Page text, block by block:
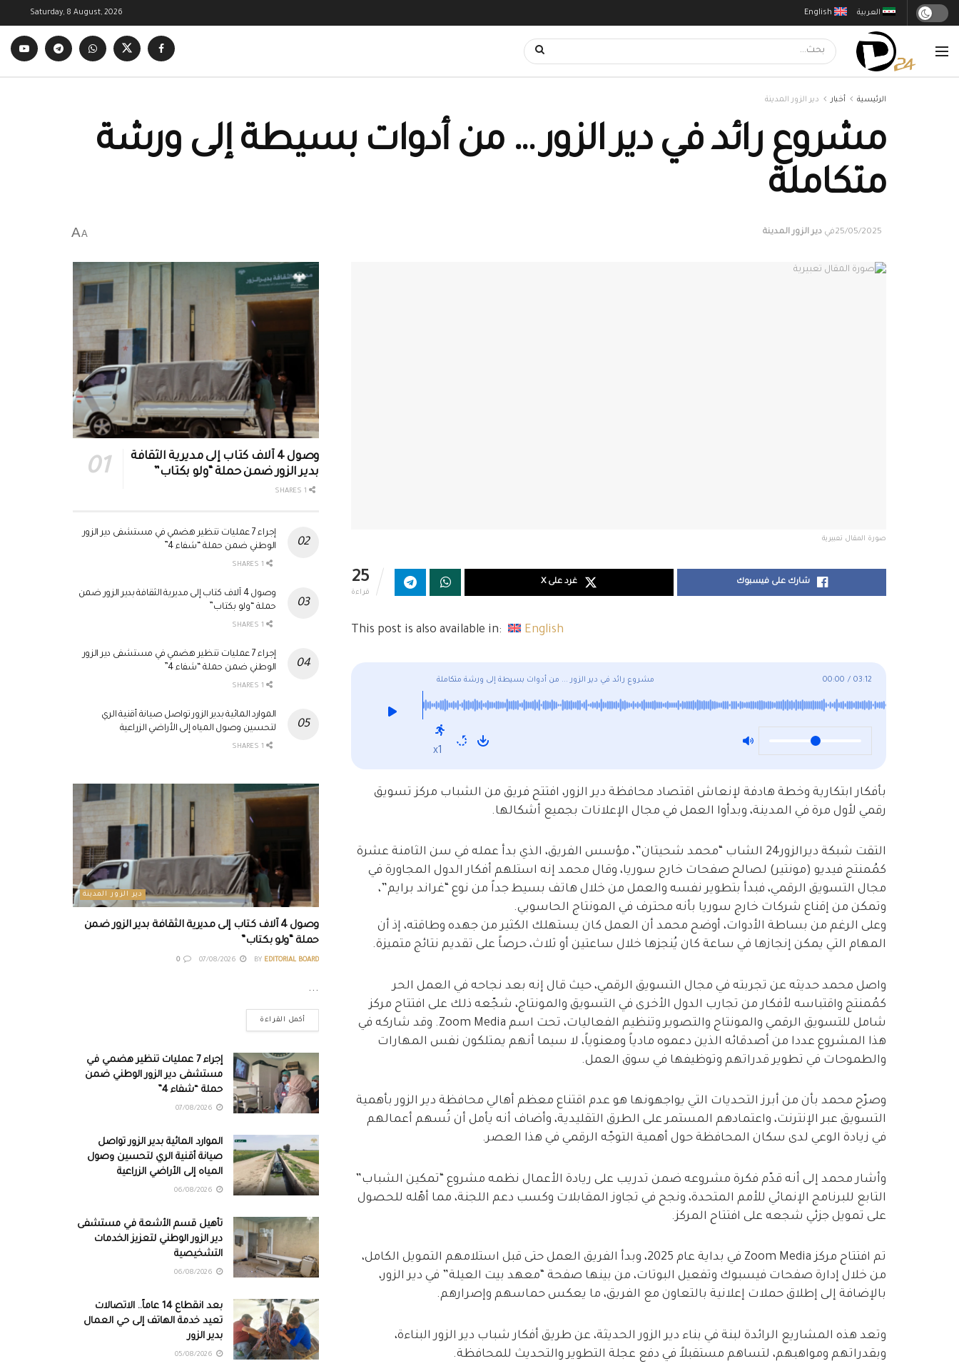
English العربية Saturday, 8 August, 2026
الرئيسية أخبار دير الزور المدينة
مشروع رائد في دير الزور … من أدوات بسيطة إلى ورشة
متكاملة
25/05/2025في دير الزور المدينة A
A
صورة المقال تعبيرية
25
قراءة
شارك على فيسبوك غرد على X
This post is also available in: English
مشروع رائد في دير الزور ... من أدوات بسيطة إلى ورشة متكاملة 00:00 / 03:12
x1
بأفكار ابتكارية وخطة هادفة لإنعاش اقتصاد محافظة دير الزور، افتتح فريق من الشباب مركز تسويق
رقمي لأول مرة في المدينة، وبدأوا العمل في مجال الإعلانات بجميع أشكالها.
التقت شبكة ديرالزور24 الشاب “محمد شحيتان”، مؤسس الفريق، الذي بدأ عمله في سن الثامنة عشرة
كمُمنتج فيديو (مونتير) لصالح صفحات خارج سوريا، وقال محمد إنه استلهم أفكار الدول المجاورة في
مجال التسويق الرقمي، فبدأ بتطوير نفسه والعمل من خلال هاتف بسيط جداً من نوع “غراند برايم”،
وتمكن من إقناع شركات خارج سوريا بأنه محترف في المونتاج الحاسوبي.
وعلى الرغم من بساطة الأدوات، أوضح محمد أن العمل كان يستهلك الكثير من جهده وطاقته، إذ أن
المهام التي يمكن إنجازها في ساعة كان يُنجزها خلال ساعتين أو ثلاث، حرصاً على تقديم نتائج متميزة.
واصل محمد حديثه عن تجربته في مجال التسويق الرقمي، حيث قال إنه بعد نجاحه في العمل الحر
كمُمنتج واقتباسه لأفكار من تجارب الدول الأخرى في التسويق والمونتاج، شجّعه ذلك على افتتاح مركز
شامل للتسويق الرقمي والمونتاج والتصوير وتنظيم الفعاليات، تحت اسم Zoom Media. وقد شاركه في
هذا المشروع عددا من أصدقائه الذين دعموه مادياً ومعنوياً، لا سيما أنهم يمتلكون نفس المهارات
والطموحات في تطوير قدراتهم وتوظيفها في سوق العمل.
وصرّح محمد بأن من أبرز التحديات التي يواجهونها هو عدم اقتناع معظم أهالي محافظة دير الزور بأهمية
التسويق عبر الإنترنت، واعتمادهم المستمر على الطرق التقليدية، وأضاف أنه يأمل أن تُسهم أعمالهم
في زيادة الوعي لدى سكان المحافظة حول أهمية التوجّه الرقمي في هذا العصر.
وأشار محمد إلى أنه قدّم فكرة مشروعه ضمن تدريب على ريادة الأعمال نظمه مشروع “تمكين الشباب”
التابع للبرنامج الإنمائي للأمم المتحدة، ونجح في تجاوز المقابلات وكسب دعم اللجنة، مما أهّله للحصول
على تمويل جزئي شجعه على افتتاح المركز.
تم افتتاح مركز Zoom Media في بداية عام 2025، وبدأ الفريق العمل حتى قبل استلامهم التمويل الكامل،
من خلال إدارة صفحات فيسبوك وتفعيل البوتات، من بينها صفحة “معهد بيت العيلة” في دير الزور،
بالإضافة إلى إطلاق حملات إعلانية بالتعاون مع الفريق، ما يعكس حماسهم وإصرارهم.
وتعد هذه المشاريع الرائدة لبنة في بناء دير الزور الحديثة، عن طريق أفكار شباب دير الزور البناءة،
وبقدراتهم ومواهبهم، لتساهم مستقبلاً في دفع عجلة التطوير والتحديث للمحافظة.
وصول 4 آلاف كتاب إلى مديرية الثقافة
بدير الزور ضمن حملة “ولو بكتاب”
إجراء 7 عمليات تنظير هضمي في مستشفى دير الزور
الوطني ضمن حملة “شفاء 4”
وصول 4 آلاف كتاب إلى مديرية الثقافة بدير الزور ضمن
حملة “ولو بكتاب”
إجراء 7 عمليات تنظير هضمي في مستشفى دير الزور
الوطني ضمن حملة “شفاء 4”
الموارد المائية بدير الزور تواصل صيانة أقنية الري
لتحسين وصول المياه إلى الأراضي الزراعية
دير الزور المدينة
وصول 4 آلاف كتاب إلى مديرية الثقافة بدير الزور ضمن
حملة “ولو بكتاب”
BY EDITORIAL BOARD
0
...
أكمل القراءة
إجراء 7 عمليات تنظير هضمي في
مستشفى دير الزور الوطني ضمن
حملة “شفاء 4”
الموارد المائية بدير الزور تواصل
صيانة أقنية الري لتحسين وصول
المياه إلى الأراضي الزراعية
تأهيل قسم الأشعة في مستشفى
دير الزور الوطني لتعزيز الخدمات
التشخيصية
بعد انقطاع 14 عاماً.. الاتصالات
تعيد خدمة الهاتف إلى حي العمال
بدير الزور